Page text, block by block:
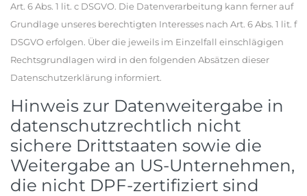
Art. 6 Abs. 1 lit. c DSGVO. Die Datenverarbeitung kann ferner auf
Grundlage unseres berechtigten Interesses nach Art. 6 Abs. 1 lit. f
DSGVO erfolgen. Über die jeweils im Einzelfall einschlägigen
Rechtsgrundlagen wird in den folgenden Absätzen dieser
Datenschutzerklärung informiert.
Hinweis zur Datenweitergabe in
datenschutzrechtlich nicht
sichere Drittstaaten sowie die
Weitergabe an US-Unternehmen,
die nicht DPF-zertifiziert sind